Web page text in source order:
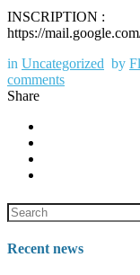
INSCRIPTION :
https://
in Uncategorized by
comments
Share
Recent news